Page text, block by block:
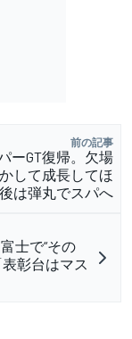
前の記事
ーGT復帰。欠場
して成長してほ
は弾丸でスパへ
士で“その
彰台はマス